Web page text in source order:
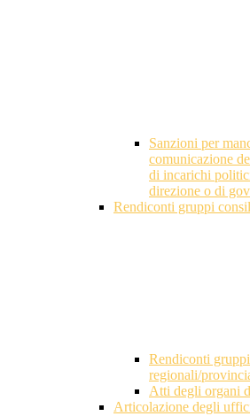
Sanzioni per
comunicazione
di incarichi
direzione o di
Rendiconti gruppi
Rendiconti
regionali/
Atti degli organi
Articolazione degli